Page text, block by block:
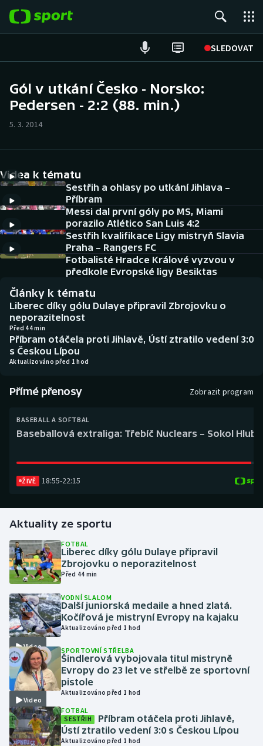
SLEDOVAT
Hokej
Cyklistika
DALŠÍ SPORTY
Americký fotbal
Baseball a softbal
Basketbal
Biatlon
Boby a skeleton
Box
Golf
Gymnastika
Házená
Jezdectví
Judo
Krasobruslení
Lezení
Lyže a snowboard
NEPŘEHLÉDNĚTE
Historické návraty
Aplikace ČT sport
AZ kvíz
Gól v utkání Česko - Norsko:
Pedersen - 2:2 (88. min.)
5. 3. 2014
Videa k tématu
Sestřih a ohlasy po utkání Jihlava –
Příbram
Messi dal první góly po MS, Miami
porazilo Atlético San Luis 4:2
Sestřih kvalifikace Ligy mistryň Slavia
Praha – Rangers FC
Fotbalisté Hradce Králové vyzvou v
předkole Evropské ligy Besiktas
Články k tématu
Liberec díky gólu Dulaye připravil Zbrojovku o
neporazitelnost
Před 44 min
Příbram otáčela proti Jihlavě, Ústí ztratilo vedení 3:0
s Českou Lípou
Aktualizováno před 1 hod
Přímé přenosy Zobrazit program
BASEBALL A SOFTBAL
Baseballová extraliga: Třebíč Nuclears – Sokol
ŽIVĚ 18:55-22:15
Aktuality ze sportu
FOTBAL
Liberec díky gólu Dulaye připravil
Zbrojovku o neporazitelnost
Před 44 min
Video
VODNÍ SLALOM
Další juniorská medaile a hned zlatá.
Kočířová je mistryní Evropy na kajaku
Aktualizováno před 1 hod
Video
SPORTOVNÍ STŘELBA
Šindlerová vybojovala titul mistryně
Evropy do 23 let ve střelbě ze sportovní
pistole
Aktualizováno před 1 hod
FOTBAL
SESTŘIH
Příbram otáčela proti Jihlavě,
Ústí ztratilo vedení 3:0 s Českou Lípou
Aktualizováno před 1 hod